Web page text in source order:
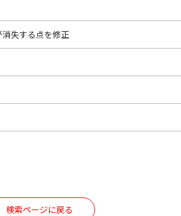
失する点を修正
検索ページに戻る